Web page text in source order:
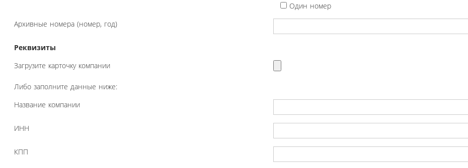
Один номер
Архивные номера (номер, год)
Реквизиты
Загрузите карточку компании
Либо заполните данные ниже:
Название компании
ИНН
КПП